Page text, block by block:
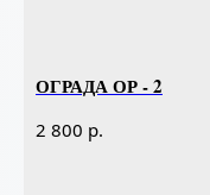
ОГРАДА ОР - 2
2 800 р.